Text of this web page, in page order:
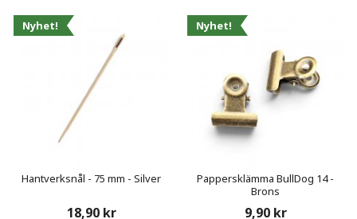
Nyhet!
Hantverksnål - 75 mm - Silver
18,90 kr
Nyhet!
Pappersklämma BullDog 14 -
Brons
9,90 kr